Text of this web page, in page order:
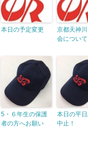
本日の予定変更
京都天神
会について
5・６年生の保護
者の方へお願い
本日の平
中止！